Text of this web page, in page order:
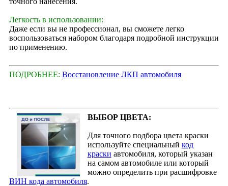
Легкость в использовании:
Даже если вы не профессионал, вы сможете легко
воспользоваться набором благодаря подробной инструкции
по применению.
ПОДРОБНЕЕ: Восстановление ЛКП автомобиля
ВЫБОР ЦВЕТА:
Для точного подбора цвета краски
используйте специальный код
краски автомобиля, который указан
на самом автомобиле или который
можно определить при расшифровке
ВИН кода автомобиля.